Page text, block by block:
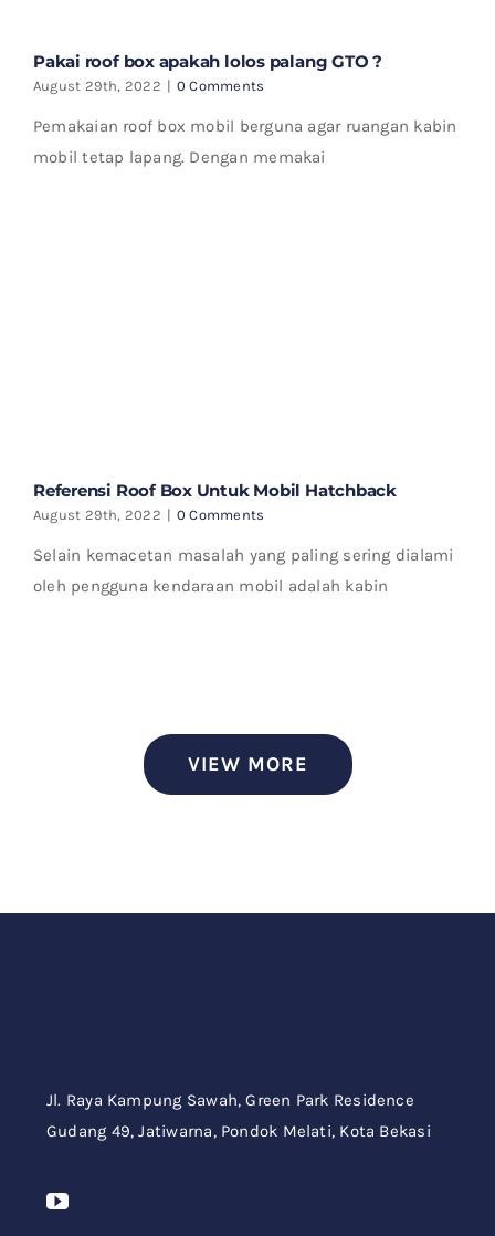
Pakai roof box apakah lolos palang GTO ?
August 29th, 2022 | 0 Comments
Pemakaian roof box mobil berguna agar ruangan kabin
mobil tetap lapang. Dengan memakai
Referensi Roof Box Untuk Mobil Hatchback
August 29th, 2022 | 0 Comments
Selain kemacetan masalah yang paling sering dialami
oleh pengguna kendaraan mobil adalah kabin
VIEW MORE
Jl. Raya Kampung Sawah,Green Park Residence
Gudang 49,Jatiwarna, Pondok Melati, Kota Bekasi